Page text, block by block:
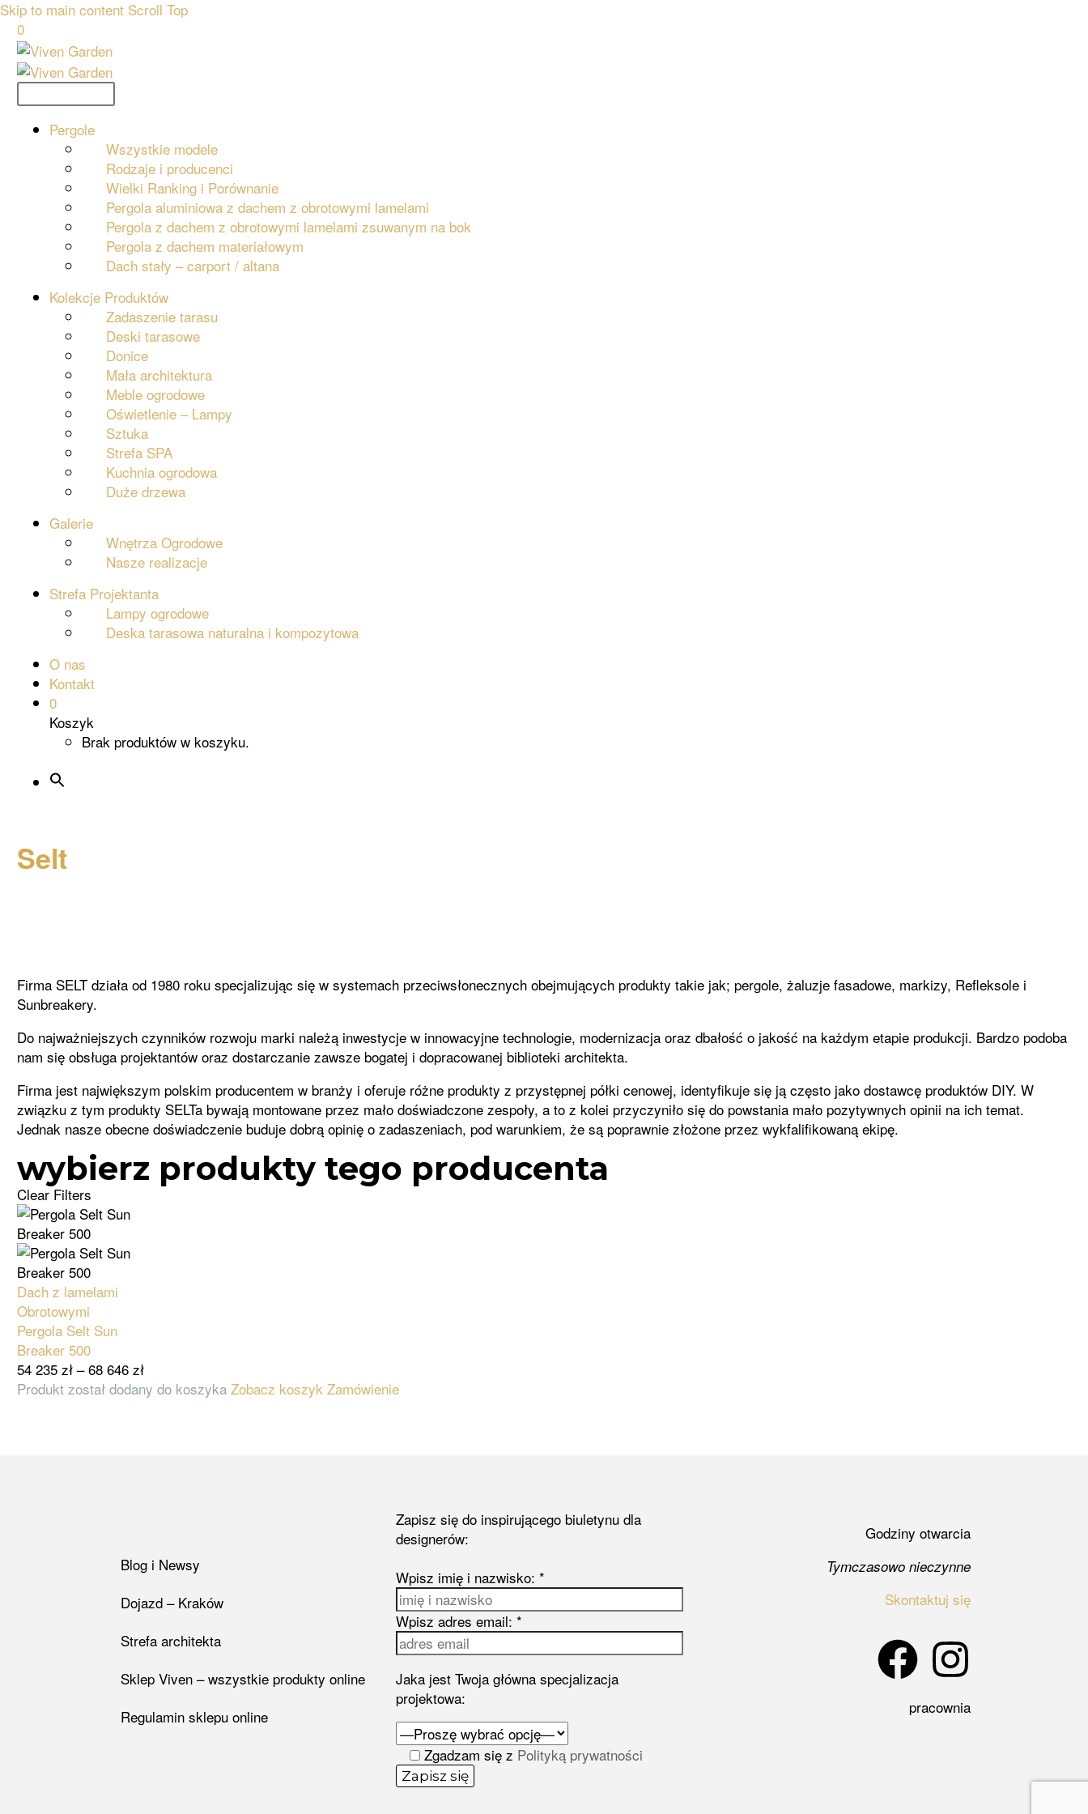
Skip to main content Scroll Top
0
Pergole
Wszystkie modele
Rodzaje i producenci
Wielki Ranking i Porównanie
Pergola aluminiowa z dachem z obrotowymi lamelami
Pergola z dachem z obrotowymi lamelami zsuwanym na bok
Pergola z dachem materiałowym
Dach stały – carport / altana
Kolekcje Produktów
Zadaszenie tarasu
Deski tarasowe
Donice
Mała architektura
Meble ogrodowe
Oświetlenie – Lampy
Sztuka
Strefa SPA
Kuchnia ogrodowa
Duże drzewa
Galerie
Wnętrza Ogrodowe
Nasze realizacje
Strefa Projektanta
Lampy ogrodowe
Deska tarasowa naturalna i kompozytowa
O nas
Kontakt
0
Koszyk
Brak produktów w koszyku.
Selt
Firma SELT działa od 1980 roku specjalizując się w systemach przeciwsłonecznych obejmujących produkty takie jak; pergole, żaluzje fasadowe, markizy, Refleksole i
Sunbreakery.
Do najważniejszych czynników rozwoju marki należą inwestycje w innowacyjne technologie, modernizacja oraz dbałość o jakość na każdym etapie produkcji. Bardzo podoba
nam się obsługa projektantów oraz dostarczanie zawsze bogatej i dopracowanej biblioteki architekta.
Firma jest największym polskim producentem w branży i oferuje różne produkty z przystępnej półki cenowej, identyfikuje się ją często jako dostawcę produktów DIY. W
związku z tym produkty SELTa bywają montowane przez mało doświadczone zespoły, a to z kolei przyczyniło się do powstania mało pozytywnych opinii na ich temat.
Jednak nasze obecne doświadczenie buduje dobrą opinię o zadaszeniach, pod warunkiem, że są poprawnie złożone przez wykfalifikowaną ekipę.
wybierz produkty tego producenta
Clear Filters
Dach z lamelami
Obrotowymi
Pergola Selt Sun
Breaker 500
54 235 zł – 68 646 zł
Produkt został dodany do koszyka Zobacz koszyk Zamówienie
Blog i Newsy
Dojazd – Kraków
Strefa architekta
Sklep Viven – wszystkie produkty online
Regulamin sklepu online
Zapisz się do inspirującego biuletynu dla
designerów:
Wpisz imię i nazwisko: *
Wpisz adres email: *
Jaka jest Twoja główna specjalizacja
projektowa:
Zgadzam się z Polityką prywatności
Godziny otwarcia
Tymczasowo nieczynne
Skontaktuj się
pracownia